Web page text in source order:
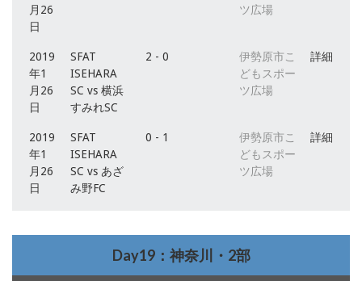
月26
日
ツ広場
2019
年1
月26
日
SFAT
ISEHARA
SC vs 横浜
すみれSC
2 - 0
伊勢原市こ
どもスポー
ツ広場
詳細
2019
年1
月26
日
SFAT
ISEHARA
SC vs あざ
み野FC
0 - 1
伊勢原市こ
どもスポー
ツ広場
詳細
Day19：神奈川・2部